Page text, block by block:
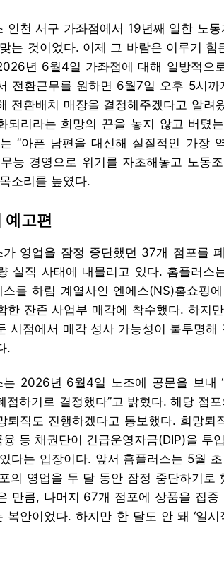
인천 서구 가좌점에서 19년째 일한 노
맞는 것이었다. 이제 그 바람은 이루기
년 6월4일 가좌점에 대해 일방적으
전환근무를 원하면 6월7일 오후 5시까
전환배치 매장을 결정해주겠다고 알려
되리라는 희망의 끈을 놓지 않고 버텼
“아픈 남편을 대신해 실질적인 가장
능 경영으로 위기를 자초해놓고 노동
소리를 높였다.
예고편
가 영업을 잠정 중단했던 37개 점포를
실직 사태에 내몰리고 있다. 홈플러스
스를 하림 계열사인 엔에스(NS)홈쇼핑
한 잔존 사업부 매각에 착수했다. 하지
시점에서 매각 성사 가능성이 불투명
.
는 2026년 6월4일 노조에 공문을 보내
점하기로 결정했다”고 밝혔다. 해당 점
퇴직도 진행하겠다고 통보했다. 희망
융 등 채권단이 긴급운영자금(DIP)을 투
다는 입장이다. 앞서 홈플러스는 5월
의 영업을 두 달 동안 잠정 중단하기로
만큼, 나머지 67개 점포에 상품을 집
복안이었다. 하지만 한 달도 안 돼 ‘일